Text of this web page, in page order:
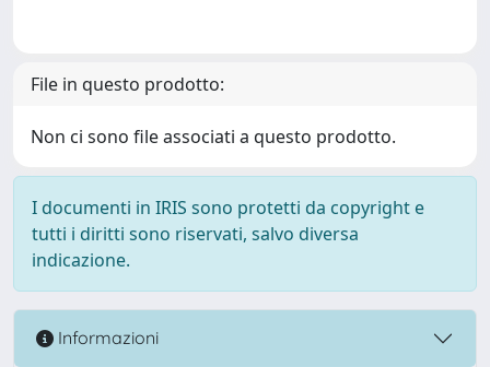
File in questo prodotto:
Non ci sono file associati a questo prodotto.
I documenti in IRIS sono protetti da copyright e
tutti i diritti sono riservati, salvo diversa
indicazione.
Informazioni